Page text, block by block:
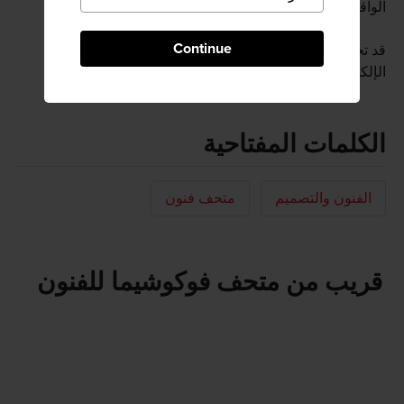
Continue
الواقعة على أحد المنحدرات.
قد تختلف أحدث المعلومات المتاحة؛ فيرجى زيارة الموقع
الإلكتروني الرسمي
الكلمات المفتاحية
الفنون والتصميم متحف فنون
قريب من متحف فوكوشيما للفنون